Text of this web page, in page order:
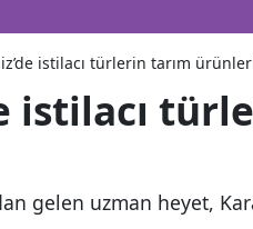
istilacı türlerin tarım
istilacı
gelen uzman heyet,